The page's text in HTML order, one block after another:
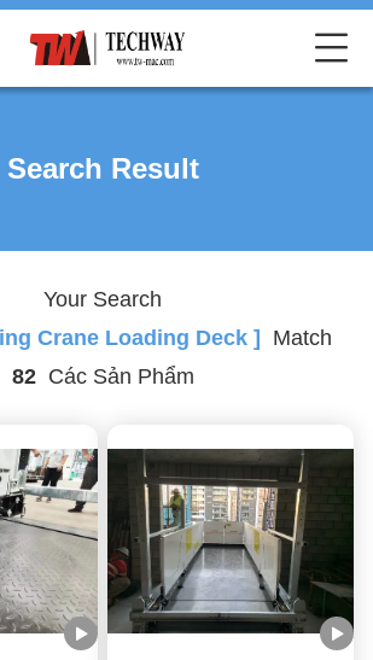
Search Result
Your Search
Crane Loading Deck ]
Match
82Các Sản Phẩm